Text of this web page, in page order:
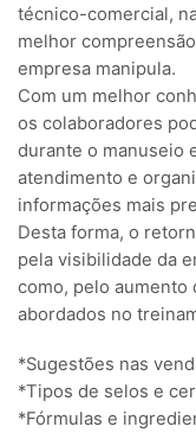
técnico-comercial,
melhor
empresa manipula.
Com um melhor
os colaboradores
durante o manuseio
atendimento e
informações mais
Desta forma, o
pela visibilidade da
como, pelo aumento
abordados no
*Sugestões nas
*Tipos de selos e
*Fórmulas e